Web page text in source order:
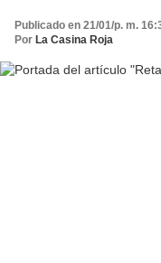
Publicado en 21/01/p. m.
Por La Casina Roja